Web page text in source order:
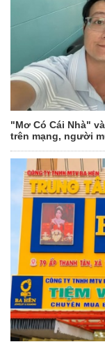
"Mơ Có Cái Nhà"
trên mạng, người